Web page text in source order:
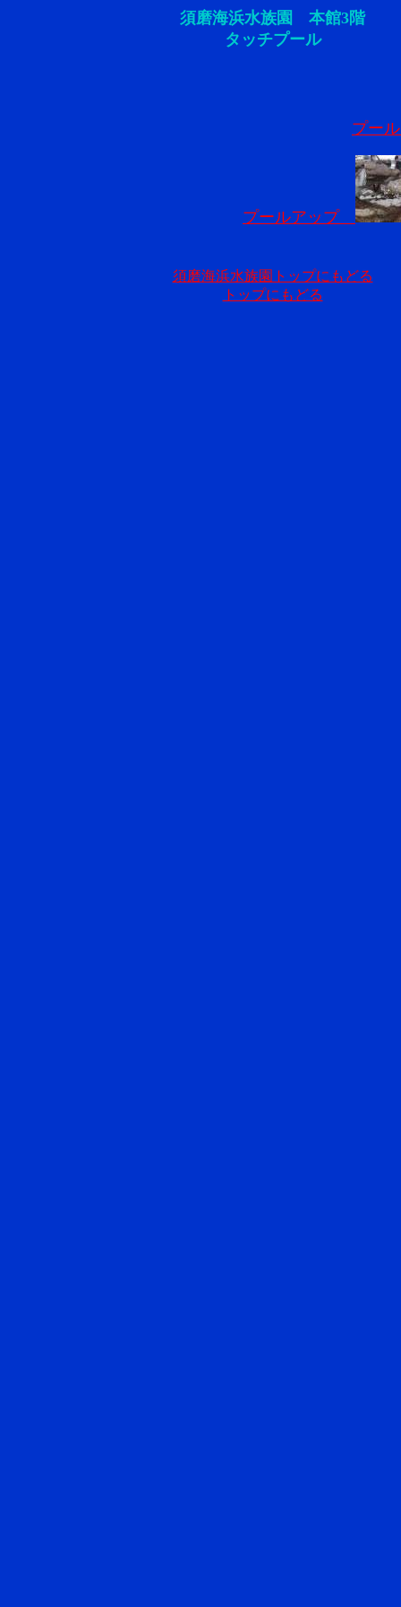
須磨海浜水族園 本館3階
タッチプール
プー
プールアップ
須磨海浜水族園トップにもどる
トップにもどる